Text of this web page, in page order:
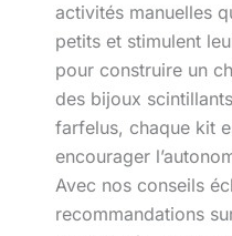
activités manuelles
petits et stimulent
pour construire un
des bijoux
farfelus, chaque kit
encourager
Avec nos conseils
recommandations